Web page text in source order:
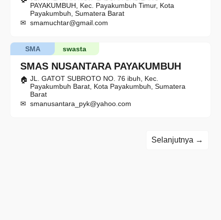
PAYAKUMBUH, Kec. Payakumbuh Timur, Kota
Payakumbuh, Sumatera Barat
smamuchtar@gmail.com
SMAS NUSANTARA PAYAKUMBUH
swasta
SMA
JL. GATOT SUBROTO NO. 76 ibuh, Kec.
Payakumbuh Barat, Kota Payakumbuh, Sumatera
Barat
smanusantara_pyk@yahoo.com
Selanjutnya →